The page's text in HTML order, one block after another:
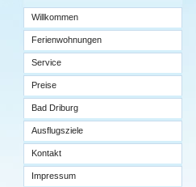
Willkommen
Ferienwohnungen
Service
Preise
Bad Driburg
Ausflugsziele
Kontakt
Impressum